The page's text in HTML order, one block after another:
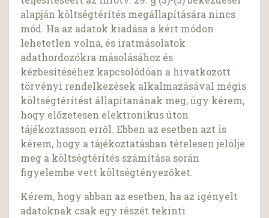
alapján költségtérítés megállapítására nincs
mód. Ha az adatok kiadása a kért módon
lehetetlen volna, és iratmásolatok
adathordozókra másolásához és
kézbesítéséhez kapcsolódóan a hivatkozott
törvényi rendelkezések alkalmazásával mégis
költségtérítést állapítanának meg, úgy kérem,
hogy előzetesen elektronikus úton
tájékoztasson erről. Ebben az esetben azt is
kérem, hogy a tájékoztatásban tételesen jelölje
meg a költségtérítés számítása során
figyelembe vett költségtényezőket.
Kérem, hogy abban az esetben, ha az igényelt
adatoknak csak egy részét tekinti